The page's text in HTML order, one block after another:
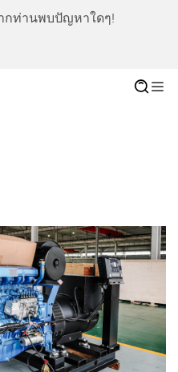
กท่านพบปัญหาใดๆ!